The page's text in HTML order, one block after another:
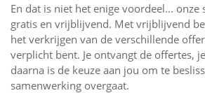
En dat is niet het enige voordeel... onze
gratis en vrijblijvend. Met vrijblijvend
het verkrijgen van de verschillende
verplicht bent. Je ontvangt de offertes,
daarna is de keuze aan jou om te
samenwerking overgaat.